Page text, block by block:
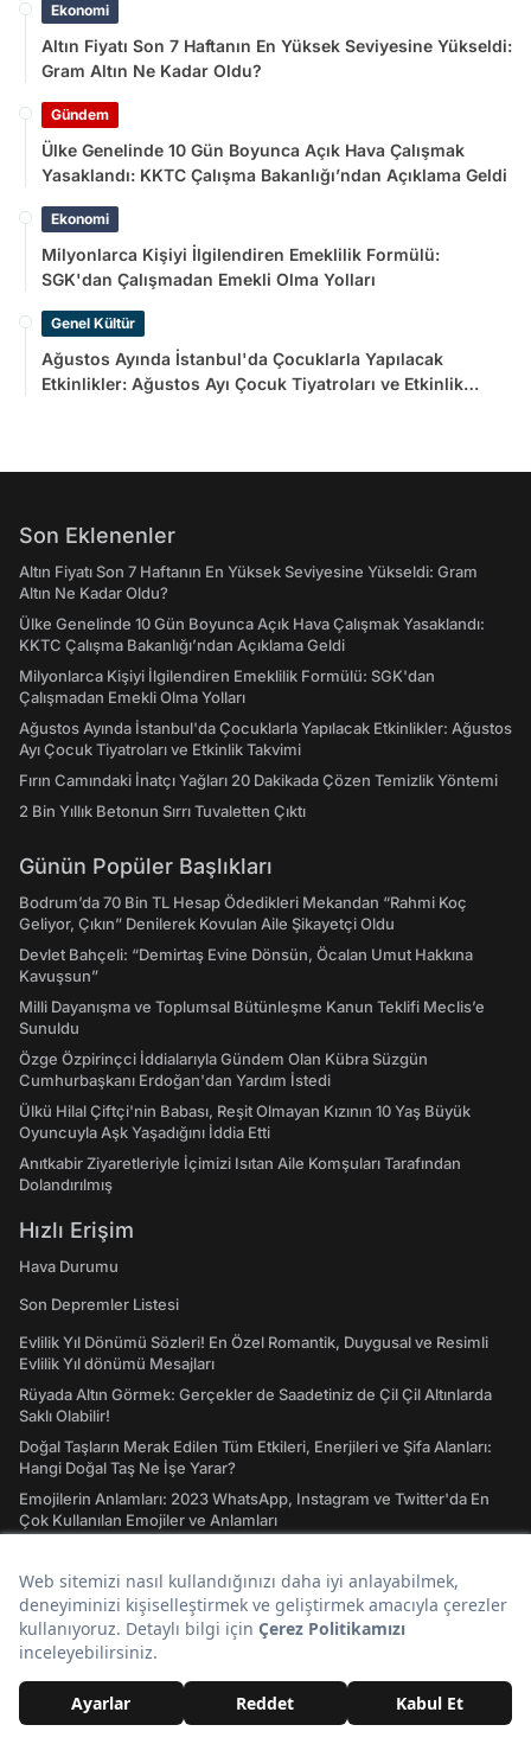
Ekonomi
Altın Fiyatı Son 7 Haftanın En Yüksek Seviyesine Yükseldi:
Gram Altın Ne Kadar Oldu?
Gündem
Ülke Genelinde 10 Gün Boyunca Açık Hava Çalışmak
Yasaklandı: KKTC Çalışma Bakanlığı’ndan Açıklama Geldi
Ekonomi
Milyonlarca Kişiyi İlgilendiren Emeklilik Formülü:
SGK'dan Çalışmadan Emekli Olma Yolları
Genel Kültür
Ağustos Ayında İstanbul'da Çocuklarla Yapılacak
Etkinlikler: Ağustos Ayı Çocuk Tiyatroları ve Etkinlik
Son Eklenenler
Altın Fiyatı Son 7 Haftanın En Yüksek Seviyesine Yükseldi: Gram
Altın Ne Kadar Oldu?
Ülke Genelinde 10 Gün Boyunca Açık Hava Çalışmak Yasaklandı:
KKTC Çalışma Bakanlığı’ndan Açıklama Geldi
Milyonlarca Kişiyi İlgilendiren Emeklilik Formülü: SGK'dan
Çalışmadan Emekli Olma Yolları
Ağustos Ayında İstanbul'da Çocuklarla Yapılacak Etkinlikler: Ağustos
Ayı Çocuk Tiyatroları ve Etkinlik Takvimi
Fırın Camındaki İnatçı Yağları 20 Dakikada Çözen Temizlik Yöntemi
2 Bin Yıllık Betonun Sırrı Tuvaletten Çıktı
Günün Popüler Başlıkları
Bodrum’da 70 Bin TL Hesap Ödedikleri Mekandan “Rahmi Koç
Geliyor, Çıkın” Denilerek Kovulan Aile Şikayetçi Oldu
Devlet Bahçeli: “Demirtaş Evine Dönsün, Öcalan Umut Hakkına
Kavuşsun”
Milli Dayanışma ve Toplumsal Bütünleşme Kanun Teklifi Meclis’e
Sunuldu
Özge Özpirinçci İddialarıyla Gündem Olan Kübra Süzgün
Cumhurbaşkanı Erdoğan'dan Yardım İstedi
Ülkü Hilal Çiftçi'nin Babası, Reşit Olmayan Kızının 10 Yaş Büyük
Oyuncuyla Aşk Yaşadığını İddia Etti
Anıtkabir Ziyaretleriyle İçimizi Isıtan Aile Komşuları Tarafından
Dolandırılmış
Hızlı Erişim
Hava Durumu
Son Depremler Listesi
Evlilik Yıl Dönümü Sözleri! En Özel Romantik, Duygusal ve Resimli
Evlilik Yıl dönümü Mesajları
Rüyada Altın Görmek: Gerçekler de Saadetiniz de Çil Çil Altınlarda
Saklı Olabilir!
Doğal Taşların Merak Edilen Tüm Etkileri, Enerjileri ve Şifa Alanları:
Hangi Doğal Taş Ne İşe Yarar?
Emojilerin Anlamları: 2023 WhatsApp, Instagram ve Twitter'da En
Çok Kullanılan Emojiler ve Anlamları
Kullanılan Atasözleri ve Anlamları
Tavla Diziliş Şekli Nasıldır? Erkek Tavlası ve Kız Tavlası Diziliş Şekilleri
ve Oynama Yönleri
Tarot Kartları ve Anlamları Nelerdir? Majör ve Minör Arkana Desteleri
İle Tılsımlı Bir Dünyaya Giriş
Burç Uyumu Hesaplama Nedir? Burç Uyumu, Aşk Uyumu Nasıl
Hesaplanır?